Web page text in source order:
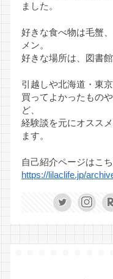
ました。
好きな食べ物は毛蟹
メン。
好きな場所は、図書
引越しや北海道・東
買ってよかったもの
ど、
経験談を元にオスス
ます。
自己紹介ページはこ
https://lilaclife.jp/